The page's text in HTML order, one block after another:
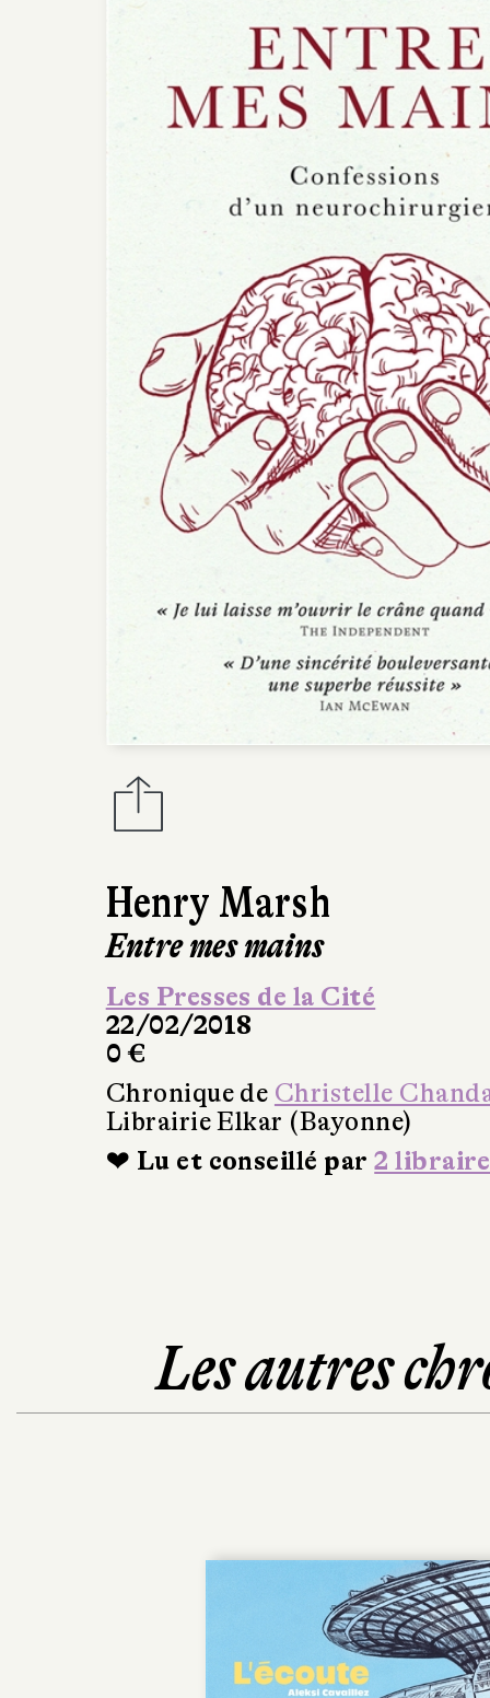
Henry Marsh
Entre mes mains
Les Presses de la Cité
22/02/2018
0 €
Chronique de Christelle
Librairie Elkar (Bayonne)
❤ Lu et conseillé par2
Les autres